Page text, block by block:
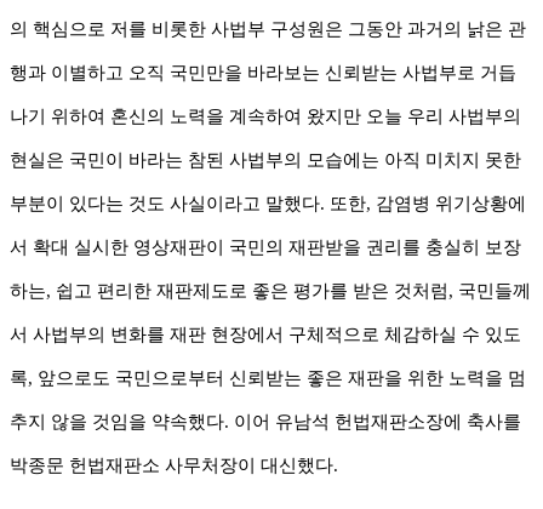
의 핵심으로 저를 비롯한 사법부 구성원은 그동안 과거의 낡은 관
행과 이별하고 오직 국민만을 바라보는 신뢰받는 사법부로 거듭
나기 위하여 혼신의 노력을 계속하여 왔지만 오늘 우리 사법부의
현실은 국민이 바라는 참된 사법부의 모습에는 아직 미치지 못한
부분이 있다는 것도 사실이라고 말했다. 또한, 감염병 위기상황에
서 확대 실시한 영상재판이 국민의 재판받을 권리를 충실히 보장
하는, 쉽고 편리한 재판제도로 좋은 평가를 받은 것처럼, 국민들께
서 사법부의 변화를 재판 현장에서 구체적으로 체감하실 수 있도
록, 앞으로도 국민으로부터 신뢰받는 좋은 재판을 위한 노력을 멈
추지 않을 것임을 약속했다. 이어 유남석 헌법재판소장에 축사를
박종문 헌법재판소 사무처장이 대신했다.